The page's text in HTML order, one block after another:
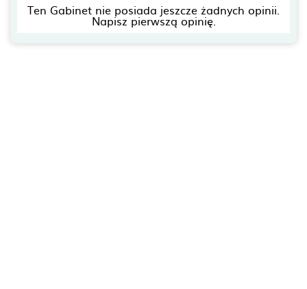
Ten Gabinet nie posiada jeszcze żadnych opinii.
Napisz pierwszą opinię.